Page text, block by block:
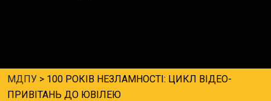
МДПУ > 100 РОКІВ НЕЗЛАМНОСТІ: ЦИКЛ ВІДЕО-
ПРИВІТАНЬ ДО ЮВІЛЕЮ